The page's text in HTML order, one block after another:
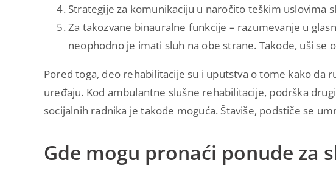
Strategije za komunikaciju u naročito teškim uslovima
Za takozvane binauralne funkcije – razumevanje u
neophodno je imati sluh na obe strane. Takođe, uši se
Pored toga, deo rehabilitacije su i uputstva o tome kako da
uređaju. Kod ambulantne slušne rehabilitacije, podrška
socijalnih radnika je takođe moguća. Štaviše, podstiče se
Gde mogu pronaći ponude za